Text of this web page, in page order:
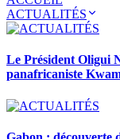
ACTUALITÉS
Le Président Oligui
panafricaniste